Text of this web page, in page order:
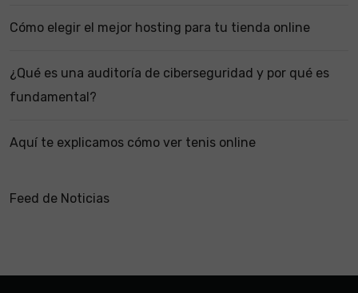
Cómo elegir el mejor hosting para tu tienda online
¿Qué es una auditoría de ciberseguridad y por qué es
fundamental?
Aquí te explicamos cómo ver tenis online
Feed de Noticias